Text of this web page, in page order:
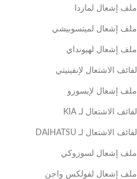
ملف إشعال لمازدا
ملف إشعال لميتسوبيشي
ملف إشعال لهيونداي
لفائف الاشتعال لإنفينيتي
ملف إشعال لإيسوزو
لفائف الاشتعال لـ KIA
لفائف الاشتعال لـ DAIHATSU
ملف إشعال لسوزوكي
ملف إشعال لفولكس واجن